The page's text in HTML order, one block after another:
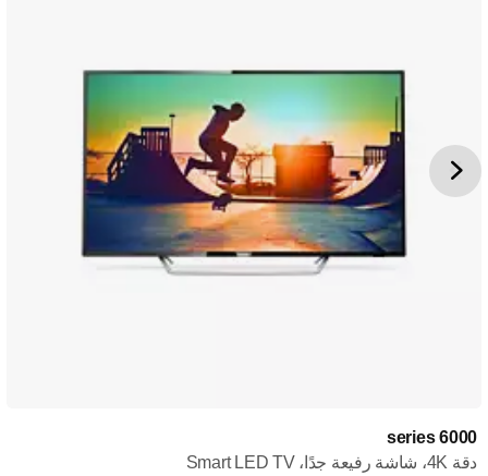
6000 series
دقة 4K، شاشة رفيعة جدًا، Smart LED TV